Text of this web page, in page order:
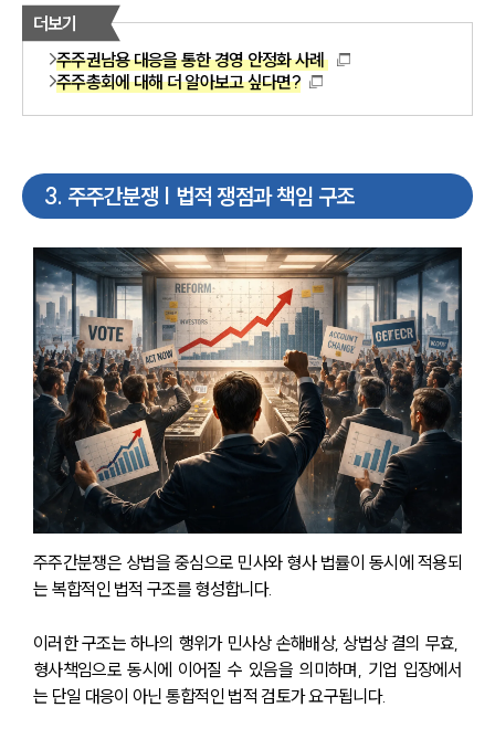
더보기
주주권남용 대응을 통한 경영 안정화 사례
주주총회에 대해 더 알아보고 싶다면?
3. 주주간분쟁 | 법적 쟁점과 책임 구조
주주간분쟁은 상법을 중심으로 민사와 형사 법률이 동시에 적용되
는 복합적인 법적 구조를 형성합니다.
이러한 구조는 하나의 행위가 민사상 손해배상, 상법상 결의 무효,
형사책임으로 동시에 이어질 수 있음을 의미하며, 기업 입장에서
는 단일 대응이 아닌 통합적인 법적 검토가 요구됩니다.